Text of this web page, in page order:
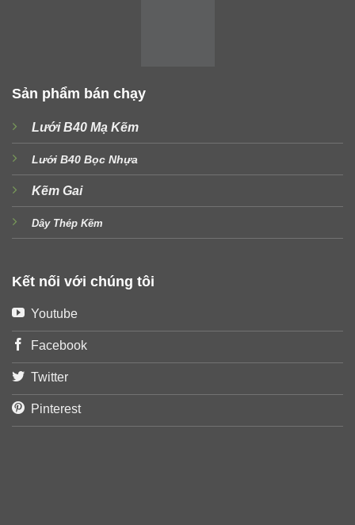
Sản phẩm bán chạy
Lưới B40 Mạ Kẽm
Lưới B40 Bọc Nhựa
Kẽm Gai
Dây Thép Kẽm
Kết nối với chúng tôi
Youtube
Facebook
Twitter
Pinterest